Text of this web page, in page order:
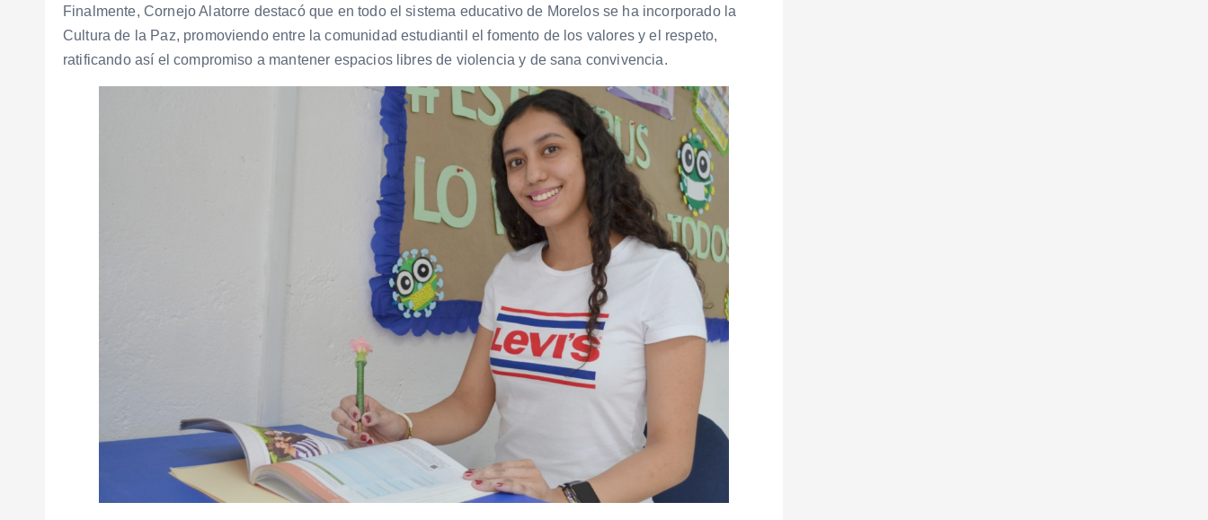
Finalmente, Cornejo Alatorre destacó que en todo el sistema educativo de Morelos se ha incorporado la
Cultura de la Paz, promoviendo entre la comunidad estudiantil el fomento de los valores y el respeto,
ratificando así el compromiso a mantener espacios libres de violencia y de sana convivencia.